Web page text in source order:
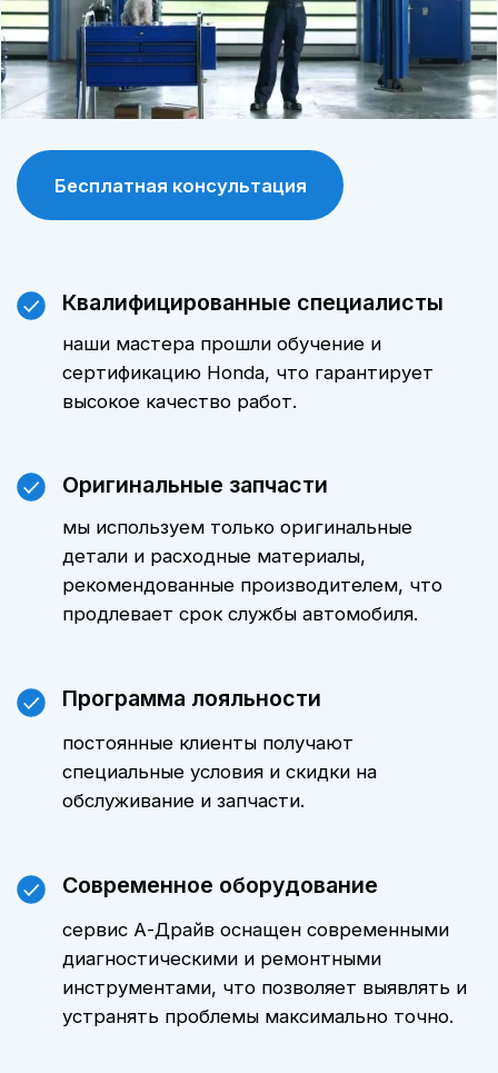
сервис А-Драйв оснащен современными
диагностическими и ремонтными
инструментами, что позволяет выявлять и
устранять проблемы максимально точно.
позволяет сохранить заводскую гарантию
Цены
объема выполняемых работ.
Уточнить стоимость ТО именно для
вашего автомобиля можно,
Мы всегда готовы предложить
оптимальные варианты и
индивидуальные предложения.